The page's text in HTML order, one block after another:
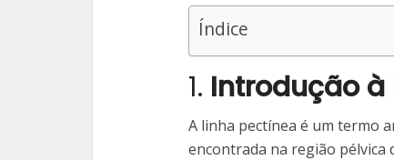
Índice
1. Introdução à
A linha pectínea é um termo
encontrada na região pélvica